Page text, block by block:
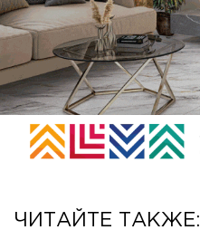
ЧИТАЙТЕ ТАКЖЕ: